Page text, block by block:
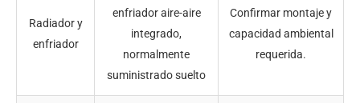
Radiador y
enfriador
enfriador aire-aire
integrado,
normalmente
suministrado suelto
Confirmar montaje y
capacidad ambiental
requerida.